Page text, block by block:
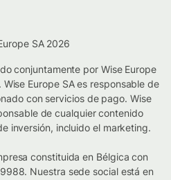
SA 2026
conjuntamente por Wise Europe
Wise Europe SA es responsable de
con servicios de pago. Wise
de cualquier contenido
inversión, incluido el marketing.
constituida en Bélgica con
Nuestra sede social está en